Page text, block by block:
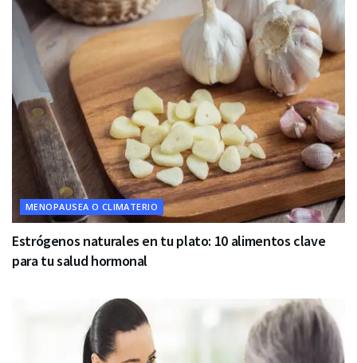
MENOPAUSEA O CLIMATERIO
Estrógenos naturales en tu plato: 10 alimentos clave
para tu salud hormonal